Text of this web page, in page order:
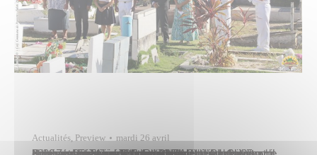
Actualités, Preview mardi 26 avril